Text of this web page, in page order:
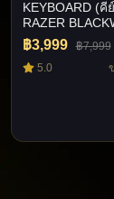
KEYBOARD (คี
RAZER
V4 PRO (RAZER
GREEN
(RAZER
฿3,999 ฿7,999
5.0